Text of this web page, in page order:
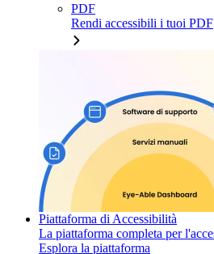
PDF
Rendi accessibili i tuoi PDF
Piattaforma di Accessibilità
La piattaforma completa per
Esplora la piattaforma